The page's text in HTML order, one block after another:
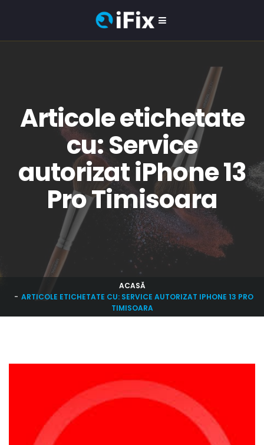
Articole etichetate
cu: Service
autorizat iPhone 13
Pro Timisoara
ACASĂ
ARTICOLE ETICHETATE CU: SERVICE AUTORIZAT IPHONE 13 PRO
TIMISOARA